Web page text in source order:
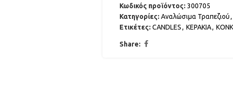
Κωδικός προϊόντος: 300705
Κατηγορίες: Αναλώσιμα Τραπεζιού,
Ετικέτες: CANDLES, ΚΕΡΑΚΙΑ,
Share: